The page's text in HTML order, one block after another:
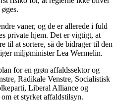
vaner, og de er allerede i fuld
private hjem. Det er vigtigt, at
til at sortere, så de bidrager til den
miljøminister Lea Wermelin.
for en grøn affaldssektor og
Radikale Venstre, Socialistisk
Liberal Alliance og
et styrket affaldstilsyn.